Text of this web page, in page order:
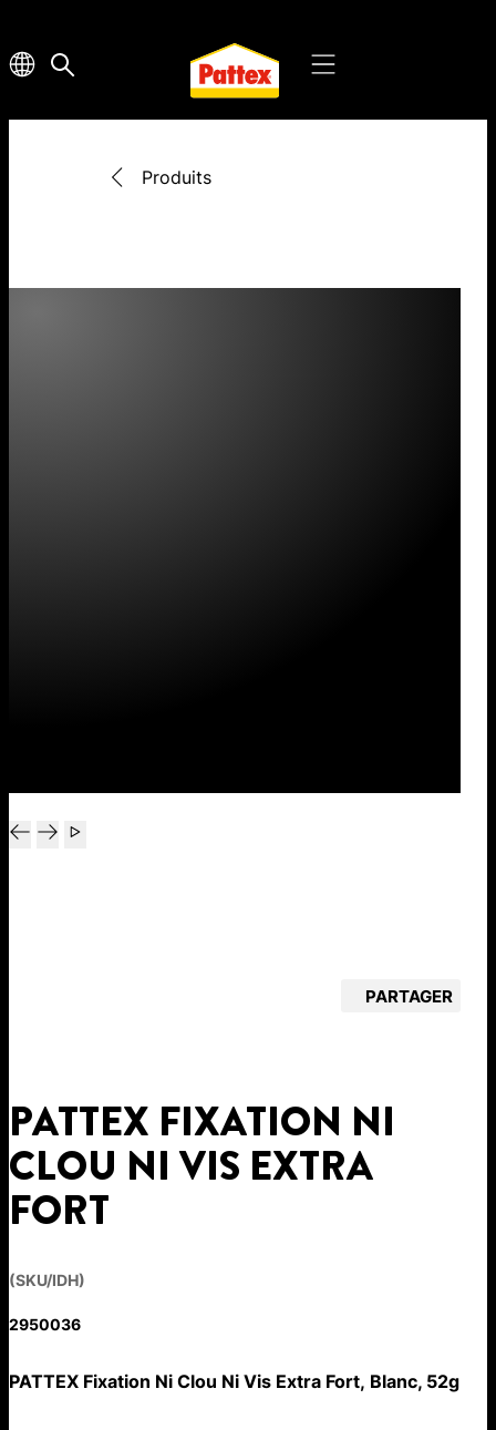
Produits
PARTAGER
PATTEX FIXATION NI
CLOU NI VIS EXTRA
FORT
(SKU/IDH)
2950036
PATTEX Fixation Ni Clou Ni Vis Extra Fort, Blanc, 52g